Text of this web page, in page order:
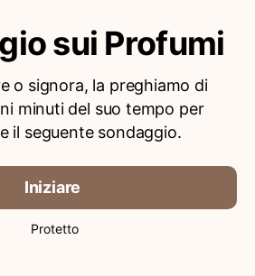
sui Profumi
o signora, la preghiamo di
minuti del suo tempo per
il seguente sondaggio.
Iniziare
Protetto